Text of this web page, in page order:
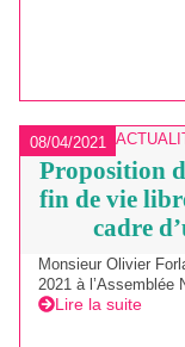
08/04/2021
Proposition
fin de vie
cadre
Monsieur Olivier
2021 à l’Assemblée
Lire la suite